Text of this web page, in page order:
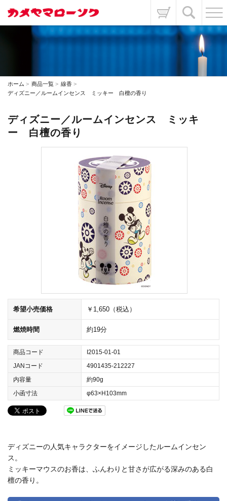
ホーム 商品一覧
線香
ディズニー／ルームインセンス ミッキー 白檀の香り
ディズニー／ルームインセンス ミッキ
ー 白檀の香り
希望小売価格 ￥1,650（税込）
燃焼時間 約19分
商品コード
I2015-01-01
JANコード
4901435-212227
内容量
約90g
小函寸法
φ63×H103mm
ディズニーの人気キャラクターをイメージしたルームインセン
ス。
ミッキーマウスのお香は、ふんわりと甘さが広がる深みのある白
檀の香り。